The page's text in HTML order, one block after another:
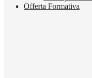
Offerta Formativa